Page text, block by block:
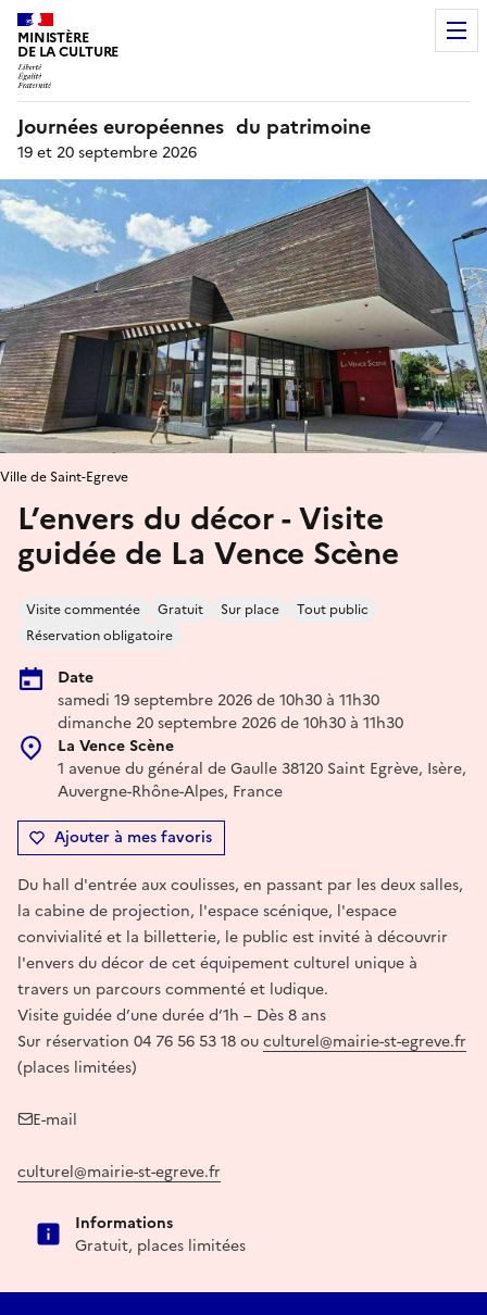
MINISTÈRE
DE LA CULTURE
Journées européennes du patrimoine
19 et 20 septembre 2026
L’envers du décor - Visite
guidée de La Vence Scène
Visite commentée Gratuit Sur place
Tout public
Réservation obligatoire
Date
samedi 19 septembre 2026 de 10h30 à 11h30
dimanche 20 septembre 2026 de 10h30 à 11h30
La Vence Scène
1 avenue du général de Gaulle 38120 Saint Egrève, Isère,
Auvergne-Rhône-Alpes, France
Ajouter à mes favoris
Ville de Saint-Egreve
Du hall d'entrée aux coulisses, en passant par les deux salles,
la cabine de projection, l'espace scénique, l'espace
convivialité et la billetterie, le public est invité à découvrir
l'envers du décor de cet équipement culturel unique à
travers un parcours commenté et ludique.
Visite guidée d’une durée d’1h – Dès 8 ans
Sur réservation 04 76 56 53 18 ouculturel@mairie-st-egreve.fr
(places limitées)
E-mail
culturel@mairie-st-egreve.fr
Informations
Gratuit, places limitées